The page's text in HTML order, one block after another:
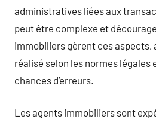
administratives liées aux
peut être complexe et
immobiliers gèrent ces aspects,
réalisé selon les normes légales
chances d’erreurs.
Les agents immobiliers sont